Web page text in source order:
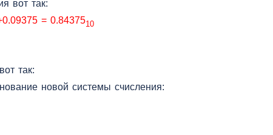
вот так:
= 0.8437510
так:
новой системы счисления: